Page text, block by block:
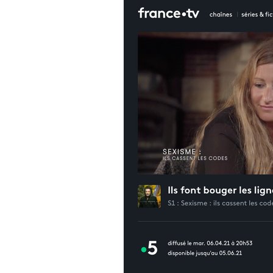
Tente - Abri - Chapiteau
Normes - Outils d'aide à la vente
Installation pour professionnel
voiles ou toiles acoustiques Les
Offre spéciale Engagement &
Protection solaire